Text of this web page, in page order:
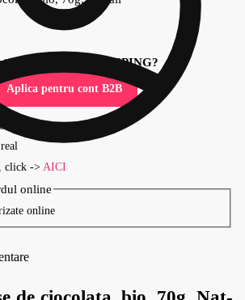
de DROPSHIPPING?
Aplica pentru cont B2B
click -> AICI
online